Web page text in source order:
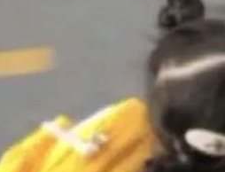
接入Mooncake T
30%、非零拷贝
底层基
后续腾讯网平将
的高性能通信组
中实现了一
向企业研发场景的
”凭借卓越的技术
路私有化部署，
，越来越多企业已
通过调用公有云模
效率。但随着 AI
人工智能
发布《2025年人工
展示人工智能在
座、行业赋能、